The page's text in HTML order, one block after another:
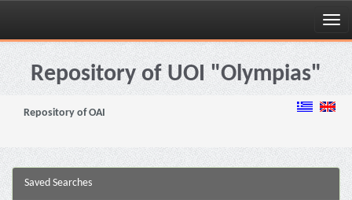
Skip
navigationRepository of UOI "Olympias"
Repository of OAI
Saved Searches